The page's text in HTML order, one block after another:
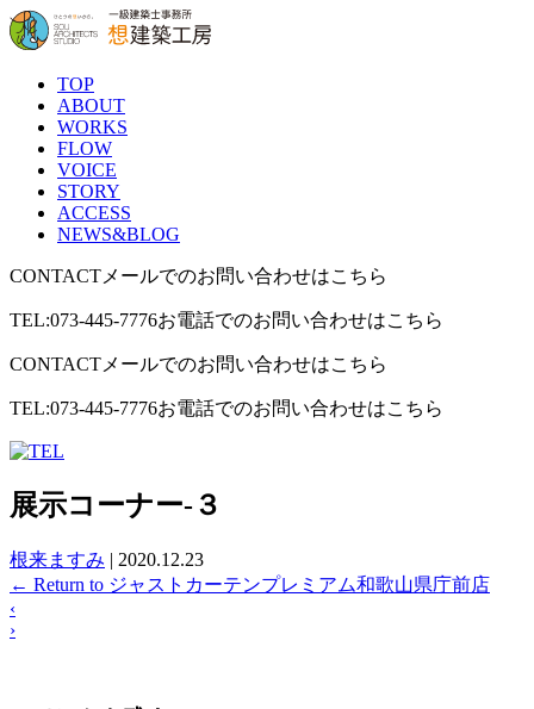
TOP
ABOUT
WORKS
FLOW
VOICE
STORY
ACCESS
NEWS&BLOG
CONTACT メールでのお問い合わせはこちら
TEL:073-445-7776お電話でのお問い合わせはこちら
CONTACT メールでのお問い合わせはこちら
TEL:073-445-7776お電話でのお問い合わせはこちら
展示コーナー-３
根来ますみ | 2020.12.23
← Return to ジャストカーテンプレミアム和歌山県庁前店
‹
›